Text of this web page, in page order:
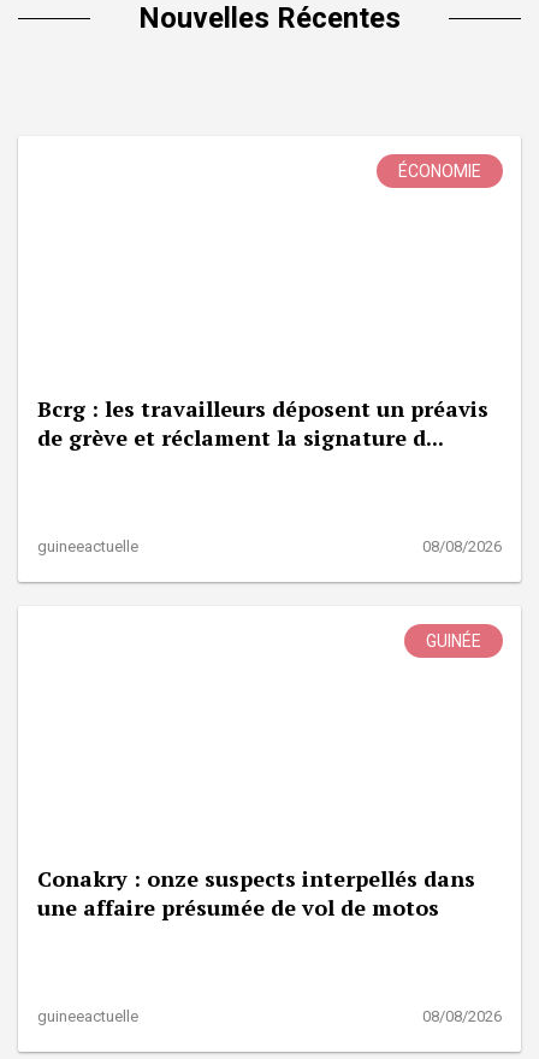
Nouvelles Récentes
ÉCONOMIE
Bcrg : les travailleurs déposent un préavis
de grève et réclament la signature d...
guineeactuelle 08/08/2026
GUINÉE
Conakry : onze suspects interpellés dans
une affaire présumée de vol de motos
guineeactuelle 08/08/2026